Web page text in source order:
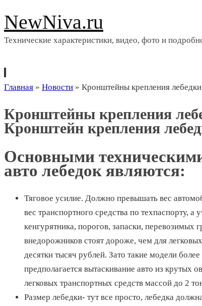
NewNiva.ru
Технические характеристики, видео, фото и
Перейти
содержимому
Главная » Новости » Кронштейны крепления
Кронштейны крепления
Кронштейн крепления
Основными
авто лебедок являются:
Тяговое усилие. Должно превышать вес
вес транспортного средства по техпаспорту,
кенгурятника, порогов, запаски, перевозимых
внедорожников стоят дороже, чем для
десятки тысяч рублей. Зато такие модели
предполагается вытаскивание авто из крутых
легковых транспортных средств массой до 2
Размер лебедки- тут все просто, лебедка